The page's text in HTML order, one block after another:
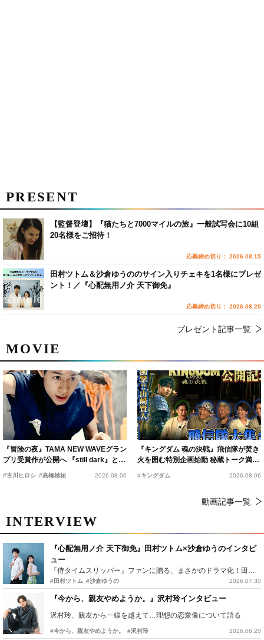
MOVIE
『冒険の夜』TAMA NEW WAVEグラン
プリ受賞作が公開へ 『still dark』と同
#古川ヒロシ #髙橋雄祐 2026.08.06
『キングダム 魂の決戦』飛信隊が焚き
火を囲む特別企画始動 秘蔵トーク満載
#キングダム 2026.08.06
動画記事一覧
INTERVIEW
『心配無用ノ介 天下御免』田村ツトム×沙倉ゆうのインタビ
ュー
『侍タイムスリッパー』ファンに贈る、まさかのドラマ化！田村ツトム×沙倉ゆうのが語る『心配無用ノ介』撮影秘話
#田村ツトム #沙倉ゆうの 2026.07.30
『今から、親友やめようか。』沢村玲インタビュー
沢村玲、親友から一線を越えて…理想の恋愛像について語る
#今から、親友やめようか。 #沢村玲 2026.06.20
PRESENT
【監督登壇】『猫たちと7000マイルの旅』一般試写会に10組
20名様をご招待！
応募締め切り： 2026.08.15
田村ツトム＆沙倉ゆうののサイン入りチェキを1名様にプレゼ
ント！／『心配無用ノ介 天下御免』
応募締め切り： 2026.08.20
プレゼント記事一覧